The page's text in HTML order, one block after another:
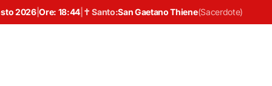
2026|Ore: 18:44 ✝ Santo:San Gaetano Thiene(Sacerdote)